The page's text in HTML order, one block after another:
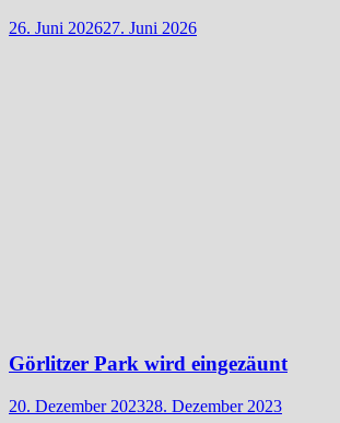
26. Juni 202627. Juni 2026
Görlitzer Park wird eingezäunt
20. Dezember 202328. Dezember 2023